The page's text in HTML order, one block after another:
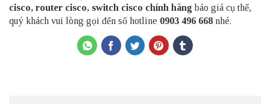
cisco, router cisco, switch cisco chính hãng báo giá cụ thể,
quý khách vui lòng gọi đến số hotline 0903 496 668 nhé.